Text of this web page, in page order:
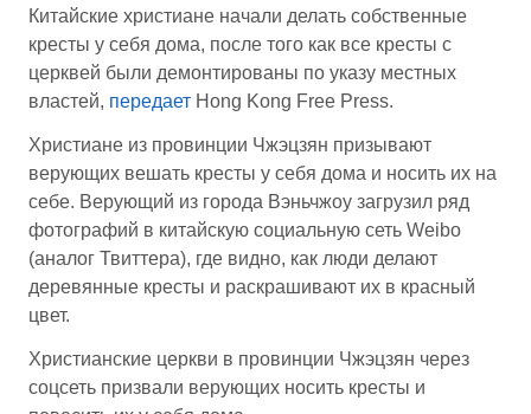
Китайские христиане начали делать собственные
кресты у себя дома, после того как все кресты с
церквей были демонтированы по указу местных
властей, передает Hong Kong Free Press.
Христиане из провинции Чжэцзян призывают
верующих вешать кресты у себя дома и носить их на
себе. Верующий из города Вэньчжоу загрузил ряд
фотографий в китайскую социальную сеть Weibo
(аналог Твиттера), где видно, как люди делают
деревянные кресты и раскрашивают их в красный
цвет.
Христианские церкви в провинции Чжэцзян через
соцсеть призвали верующих носить кресты и